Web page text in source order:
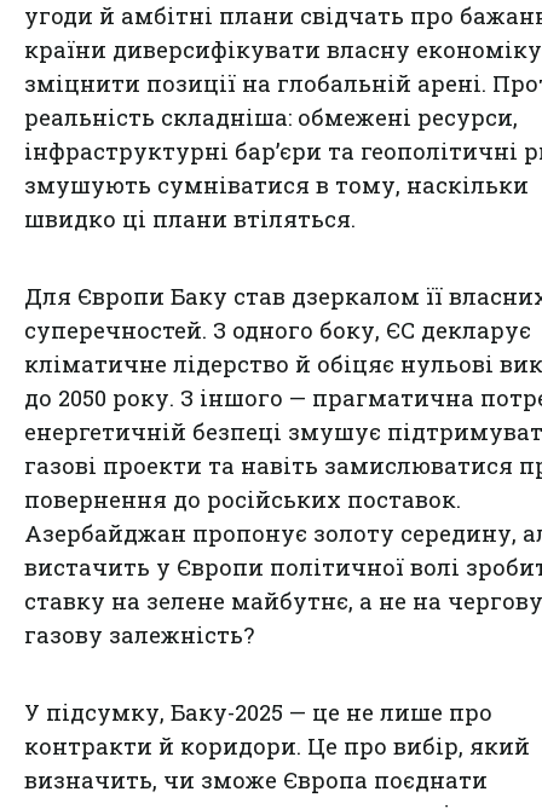
угоди й амбітні плани свідчать про
країни диверсифікувати власну
зміцнити позиції на глобальній арені.
реальність складніша: обмежені ресурси,
інфраструктурні бар’єри та геополітичні
змушують сумніватися в тому, наскільки
швидко ці плани втіляться.
Для Європи Баку став дзеркалом її
суперечностей. З одного боку, ЄС декларує
кліматичне лідерство й обіцяє нульові
до 2050 року. З іншого — прагматична
енергетичній безпеці змушує
газові проекти та навіть замислюватися
повернення до російських поставок.
Азербайджан пропонує золоту середину,
вистачить у Європи політичної волі
ставку на зелене майбутнє, а не на чергову
газову залежність?
У підсумку, Баку-2025 — це не лише про
контракти й коридори. Це про вибір, який
визначить, чи зможе Європа поєднати